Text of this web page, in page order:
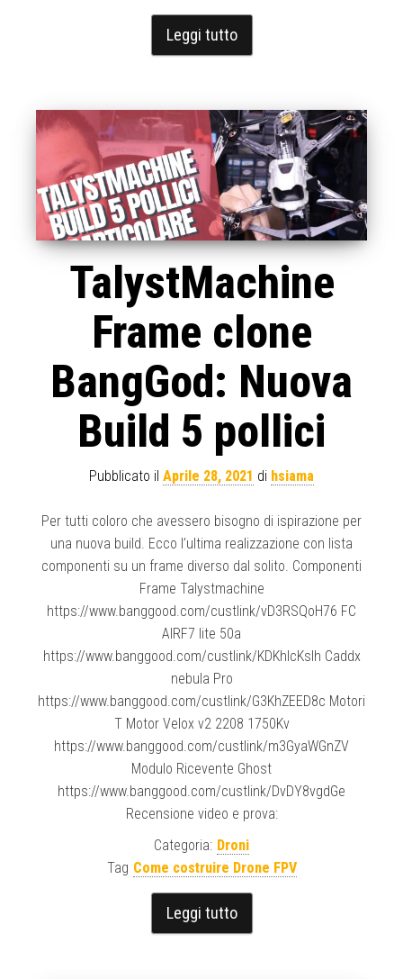
Leggi tutto
TalystMachine
Frame clone
BangGod: Nuova
Build 5 pollici
Pubblicato il Aprile 28, 2021 di hsiama
Per tutti coloro che avessero bisogno di ispirazione per
una nuova build. Ecco l’ultima realizzazione con lista
componenti su un frame diverso dal solito. Componenti
Frame Talystmachine
https://www.banggood.com/custlink/vD3RSQoH76 FC
AIRF7 lite 50a
https://www.banggood.com/custlink/KDKhlcKsIh Caddx
nebula Pro
https://www.banggood.com/custlink/G3KhZEED8c Motori
T Motor Velox v2 2208 1750Kv
https://www.banggood.com/custlink/m3GyaWGnZV
Modulo Ricevente Ghost
https://www.banggood.com/custlink/DvDY8vgdGe
Recensione video e prova:
Categoria: Droni
Tag Come costruire Drone FPV
Leggi tutto